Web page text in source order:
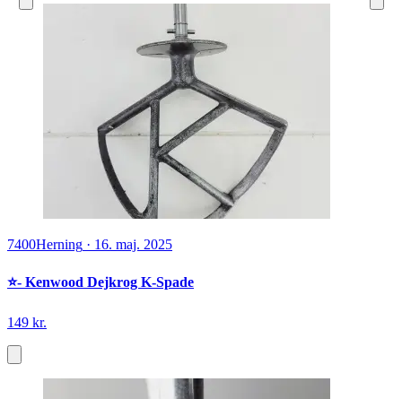
7400Herning · 16. maj. 2025
⭐️- Kenwood Dejkrog K-Spade
149 kr.